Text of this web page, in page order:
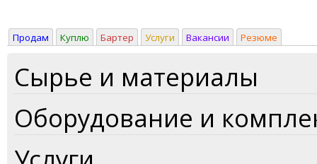
Продам Куплю Бартер Услуги Вакансии Резюме
Сырье и материалы
Оборудование и